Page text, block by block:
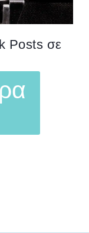
Posts σε